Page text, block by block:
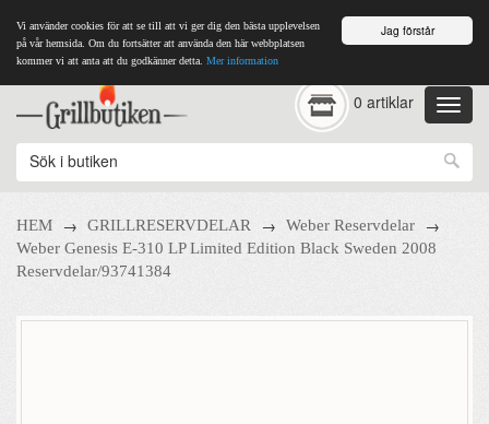
Jag förstår
Vi använder cookies för att se till att vi ger dig den bästa upplevelsen
på vår hemsida. Om du fortsätter att använda den här webbplatsen
kommer vi att anta att du godkänner detta. Mer information
0 artiklar
HEM → GRILLRESERVDELAR → Weber Reservdelar →
Weber Genesis E-310 LP Limited Edition Black Sweden 2008
Reservdelar/93741384